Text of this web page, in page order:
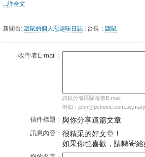
...詳全文
新聞台: 鼴鼠的個人惡趣味日誌 | 台長： 鼴鼠
收件者E-mail：
請以分號區隔每個E-mail
例如：
信件標題： 與你分享這篇文章
訊息內容： 很精采的好文章！
如果你也喜歡，請轉寄給